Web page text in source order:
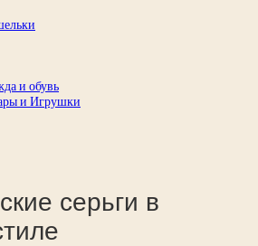
и обувь
и Игрушки
серьги в